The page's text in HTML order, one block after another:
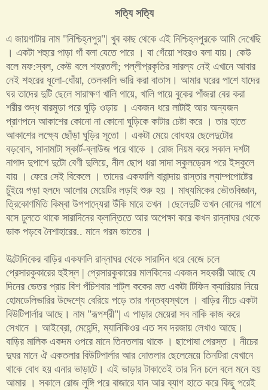
সত্যি সত্যি
এ জায়গাটার নাম "নিশ্চিহ্নপুর"| খুব কাছ থেকে এই নিশ্চিহ্নপুরকে আমি দেখেছি
। একটা শহুরে পাড়া গাঁ বলা যেতে পারে । বা গেঁয়ো শহরও বলা যায়। কেউ
বলে মফ:স্বল, কেউ বলে শহরতলী; পল্লীপ্রকৃতির সারল্য নেই এখানে আবার
নেই শহরের ধূলো-ধোঁয়া, তেলকালি ভারি করা বাতাস। আমার ঘরের পাশে যাদের
ঘর তাদের দুটি ছেলে সারাক্ষণ খালি গায়ে, খালি পায়ে বুকের পাঁজরা বের করা
শরীর শুদ্ধ বারমুডা পরে ঘুড়ি ওড়ায় । একজন ধরে লাটাই আর অন্যজন
প্রাণপনে আকাশের কোনো না কোনো ঘুড়িকে কাটার চেষ্টা করে । তার হাতে
আকাশের লক্ষ্যে ছোঁড়া ঘুড়ির সূতো । একটা মেয়ে বোধহয় ছেলেদুটোর
বড়বোন, সাদামাটা স্কার্ট-ব্লাউজ পরে থাকে । রোজ নিয়ম করে সকাল দশটা
নাগাদ দুপাশে দুটো বেণী দুলিয়ে, নীল ছোপ ধরা সাদা স্কুলড্রেস পরে ইস্কুলে
যায় । ফেরে সেই বিকেলে । তাদের একফালি বারান্দায় রাস্তার ল্যাম্পপোষ্টের
চুঁইয়ে পড়া হলদে আলোয় মেয়েটির লড়াই শুরু হয় । মাধ্যমিকের ভৌতবিজ্ঞান,
ত্রিকোণমিতি কিম্বা উপপাদ্যেরা উঁকি মারে তখন ।ছেলেদুটি তখন বোনের পাশে
বসে ঢুলতে থাকে সারাদিনের ক্লান্তিতে আর অপেক্ষা করে কখন রান্নাঘর থেকে
ডাক পড়বে নৈশাহারের.. মানে গরম ভাতের ।
উল্টোদিকের বাড়ির একফালি রান্নাঘর থেকে সারাদিন ধরে বেজে চলে
প্রেসারকুকারের হুইস্‌ল | প্রেসারকুকারের মালকিনের একজন সহকারী আছে যে
দিনের ভেতর প্রায় বিশ পঁচিশবার শাট্‌ল ককের মত একটা টিফিন ক্যারিয়ার নিয়ে
হোমডেলিভারির উদ্দেশ্যে বেরিয়ে পড়ে তার গন্তব্যস্থলে । বাড়ির নীচে একটা
বিউটিপার্লার আছে। নাম "রূপশ্রী"| এ পাড়ার মেয়েরা সব নাকি কাজ করে
সেখানে । আইব্রো, মেহেন্দি,ম্যানিকিওর এত সব দরজায় লেখাও আছে।
বাড়ির মালিক একদম ওপরে মানে তিনতলায় থাকে । ছাপোষা গেরস্ত । নীচের
দুঘর মানে ঐ একতলার বিউটিপার্লার আর দোতলার ছেলেমেয়ে তিনটিরা যেখানে
থাকে বোধ হয় এনার ভাড়াটে। এই ভাড়ার টাকাতেই তার দিন চলে বলে মনে হয়
আমার । সকালে রোজ লুঙ্গি পরে বাজারে যান আর ব্যাগ হাতে করে কিছু পরেই